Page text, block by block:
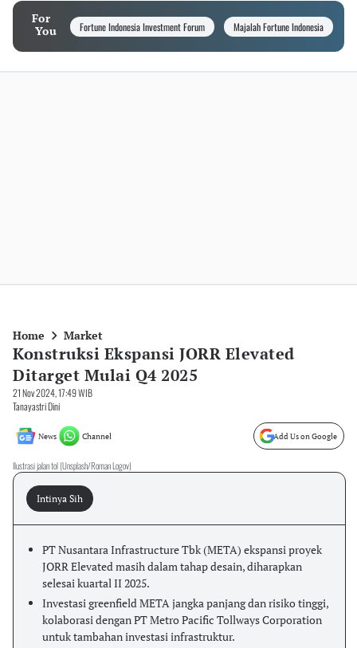
For
You
Fortune Indonesia Investment Forum Majalah Fortune Indonesia
Home Market
Konstruksi Ekspansi JORR Elevated
Ditarget Mulai Q4 2025
21 Nov 2024, 17:49 WIB
Tanayastri Dini
News Channel Add Us on Google
Ilustrasi jalan tol (Unsplash/Roman Logov)
Intinya Sih
PT Nusantara Infrastructure Tbk (META) ekspansi proyek
JORR Elevated masih dalam tahap desain, diharapkan
selesai kuartal II 2025.
Investasi greenfield META jangka panjang dan risiko tinggi,
kolaborasi dengan PT Metro Pacific Tollways Corporation
untuk tambahan investasi infrastruktur.